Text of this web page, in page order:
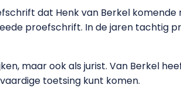
dat Henk van Berkel
proefschrift. In de jaren tachtig
maar ook als jurist. Van Berkel
toetsing kunt komen.